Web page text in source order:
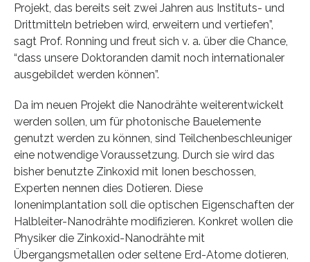
Projekt, das bereits seit zwei Jahren aus Instituts- und
Drittmitteln betrieben wird, erweitern und vertiefen”,
sagt Prof. Ronning und freut sich v. a. über die Chance,
“dass unsere Doktoranden damit noch internationaler
ausgebildet werden können”.
Da im neuen Projekt die Nanodrähte weiterentwickelt
werden sollen, um für photonische Bauelemente
genutzt werden zu können, sind Teilchenbeschleuniger
eine notwendige Voraussetzung. Durch sie wird das
bisher benutzte Zinkoxid mit Ionen beschossen,
Experten nennen dies Dotieren. Diese
Ionenimplantation soll die optischen Eigenschaften der
Halbleiter-Nanodrähte modifizieren. Konkret wollen die
Physiker die Zinkoxid-Nanodrähte mit
Übergangsmetallen oder seltene Erd-Atome dotieren,